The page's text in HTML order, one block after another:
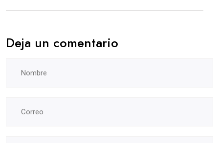
Deja un comentario